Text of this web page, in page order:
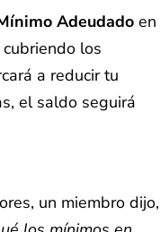
Adeudado en
los
a reducir tu
el saldo seguirá
un miembro dijo,